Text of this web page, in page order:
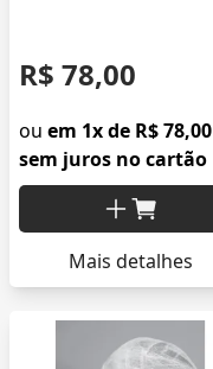
R$ 78,00
ou em 1x de R$ 78,00
sem juros no cartão
Mais detalhes